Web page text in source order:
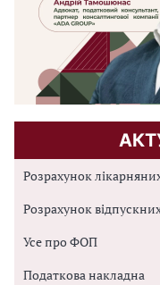
Розрахунок
Розрахунок
Усе про ФОП
Податкова накладна